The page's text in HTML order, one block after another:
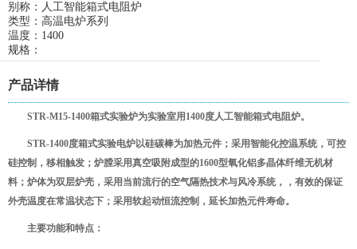
别称：人工智能箱式电阻炉
类型：高温电炉系列
温度：1400
规格：
产品详情
STR-M15-1400箱式实验炉为实验室用1400度人工智能箱式电阻炉。
STR-1400度箱式实验电炉以硅碳棒为加热元件；采用智能化控温系统，可控
硅控制，移相触发；炉膛采用真空吸附成型的1600型氧化铝多晶体纤维无机材
料；炉体为双层炉壳，采用当前流行的空气隔热技术与风冷系统，，有效的保证
外壳温度在常温状态下；采用软起动恒流控制，延长加热元件寿命。
主要功能和特点：